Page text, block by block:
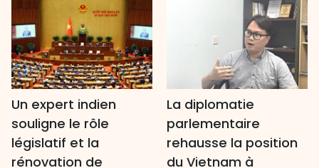
Un expert indien
souligne le rôle
législatif et la
rénovation de
La diplomatie
parlementaire
rehausse la position
du Vietnam à